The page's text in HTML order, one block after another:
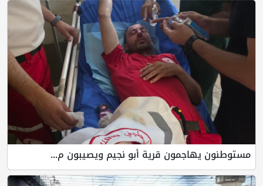
مستوطنون يهاجمون قرية أبو نجيم ويصيبون م...